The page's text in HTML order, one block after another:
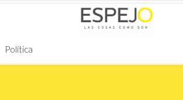
Política